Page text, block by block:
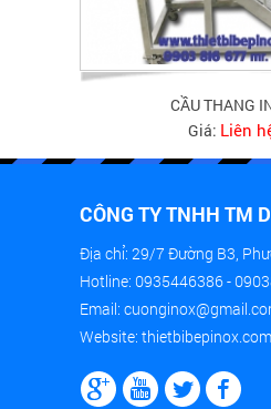
CẦU THANG
Giá: Liên
CÔNG TY TNHH TM
Địa chỉ: 29/7 Đường B3,
Hotline: 0935446386 -
Email:
Website: thietbibepinox.com